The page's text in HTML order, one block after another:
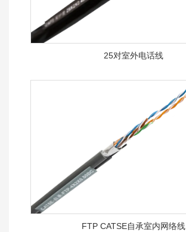
25对室外电话线
FTP CATSE自承室内网络线